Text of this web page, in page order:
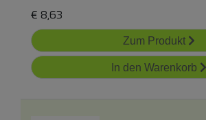
€ 8,63
Zum Produkt
In den Warenkorb